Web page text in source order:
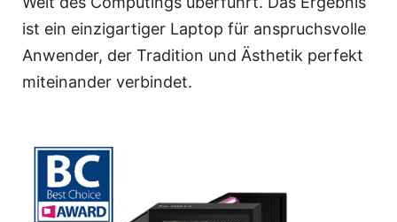
ist ein einzigartiger Laptop für anspruchsvolle
Anwender, der Tradition und Ästhetik perfekt
miteinander verbindet.